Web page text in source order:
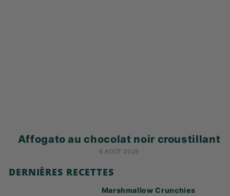
Affogato au chocolat noir croustillant
6 AOÛT 2026
DERNIÈRES RECETTES
Marshmallow Crunchies